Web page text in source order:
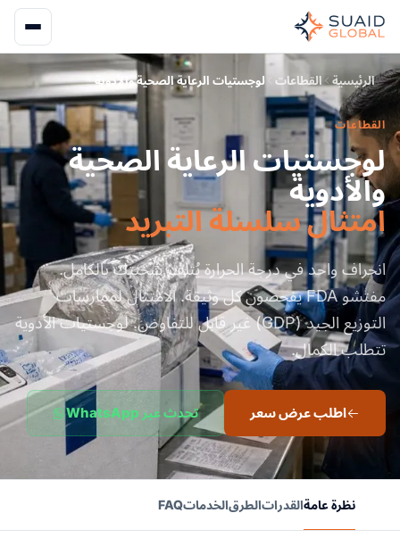
الرئيسية القطاعات لوجستيات الرعاية الصحية والأدوية
القطاعات
لوجستيات الرعاية الصحية
والأدوية
امتثال سلسلة التبريد
انحراف واحد في درجة الحرارة يُتلف شحنتك بالكامل.
مفتشو FDA يفحصون كل وثيقة. الامتثال لممارسات
التوزيع الجيد (GDP) غير قابل للتفاوض. لوجستيات الأدوية
تتطلب الكمال.
اطلب عرض سعر تحدث عبر WhatsApp
نظرة عامةالقدراتالطرقالخدماتFAQ